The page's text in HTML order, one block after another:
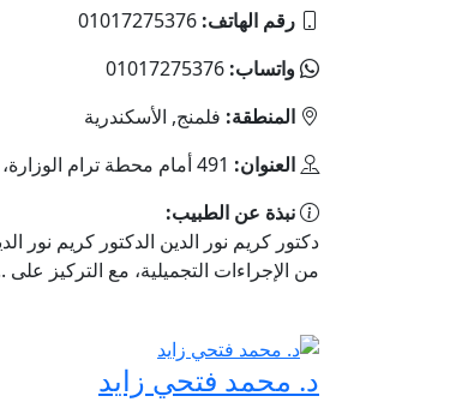
رقم الهاتف: 01017275376
واتساب: 01017275376
المنطقة: فلمنج, الأسكندرية
العنوان: 491 أمام محطة ترام الوزارة، بولكلي، الإسكندرية، محافظة الإسكندرية، مصر، فلمنج
نبذة عن الطبيب:
دكتور كريم نور الدين الدكتور كريم
من الإجراءات التجميلية، مع التركيز على
د. محمد فتحي زايد